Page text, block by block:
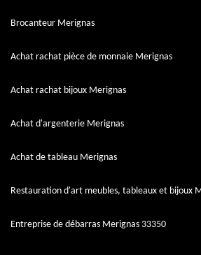
Brocanteur Merignas
Achat rachat pièce de monnaie Merignas
Achat rachat bijoux Merignas
Achat d'argenterie Merignas
Achat de tableau Merignas
Restauration d'art meubles, tableaux et bijoux
Entreprise de débarras Merignas 33350